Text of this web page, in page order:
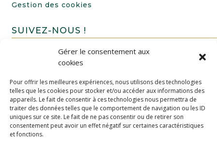
Gérer le consentement aux
cookies
Pour offrir les meilleures expériences, nous utilisons des technologies
telles que les cookies pour stocker et/ou accéder aux informations des
appareils. Le fait de consentir à ces technologies nous permettra de
traiter des données telles que le comportement de navigation ou les ID
uniques sur ce site. Le fait de ne pas consentir ou de retirer son
consentement peut avoir un effet négatif sur certaines caractéristiques
et fonctions.
Gestion des cookies
SUIVEZ-NOUS !
FAIRE UN DON